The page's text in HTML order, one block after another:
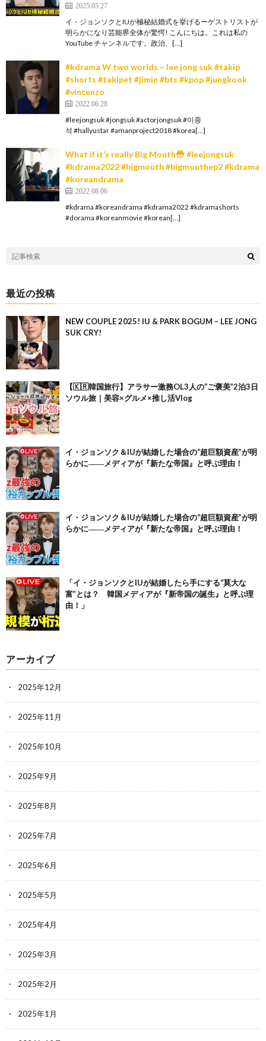
2025.05.27
イ・ジョンソクとIUが極秘結婚式を挙げるーゲストリストが
明らかになり芸能界全体が驚愕! こんにちは。これは私の
YouTube チャンネルです。政治、[…]
#kdrama W two worlds ~ lee jong suk #takip
#shorts #takipet #jimin #bts #kpop #jungkook
#vincenzo
2022.06.28
#leejongsuk #jongsuk #actorjongsuk #이종
석 #hallyustar #amanproject2018 #korea[…]
What if it’s really Big Mouth😳 #leejongsuk
#kdrama2022 #bigmouth #bigmouthep2 #kdrama
#koreandrama
2022.08.06
#kdrama #koreandrama #kdrama2022 #kdramashorts
#dorama #koreanmovie #korean[…]
最近の投稿
NEW COUPLE 2025! IU & PARK BOGUM – LEE JONG
SUK CRY!
【🇰🇷韓国旅行】アラサー激務OL3人の“ご褒美”2泊3日
ソウル旅｜美容×グルメ×推し活Vlog
イ・ジョンソク＆IUが結婚した場合の“超巨額資産”が明
らかに――メディアが『新たな帝国』と呼ぶ理由！
イ・ジョンソク＆IUが結婚した場合の“超巨額資産”が明
らかに――メディアが『新たな帝国』と呼ぶ理由！
「イ・ジョンソクとIUが結婚したら手にする“莫大な
富”とは？ 韓国メディアが『新帝国の誕生』と呼ぶ理
由！」
アーカイブ
2025年12月
2025年11月
2025年10月
2025年9月
2025年8月
2025年7月
2025年6月
2025年5月
2025年4月
2025年3月
2025年2月
2025年1月